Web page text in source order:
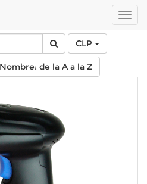
de
CLP
de la A a la Z